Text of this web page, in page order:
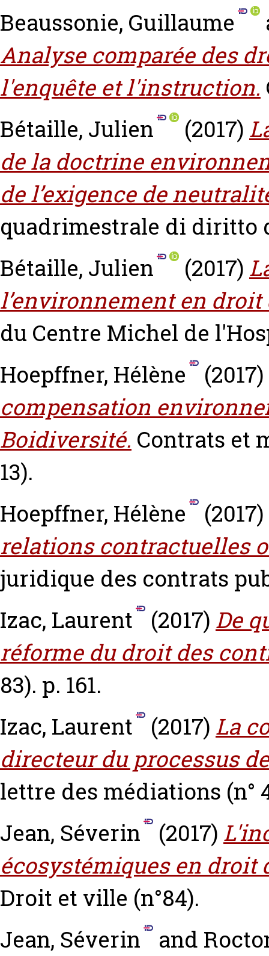
Beaussonie, Guillaume
Analyse comparée des
l'enquête et l'instruction.
Bétaille, Julien
(2017)
de la doctrine
de l’exigence de
quadrimestrale di diritto
Bétaille, Julien
(2017)
l’environnement en droit
du Centre Michel de
Hoepffner, Hélène
(2017)
compensation
Boidiversité. Contrats et
13).
Hoepffner, Hélène
(2017)
relations contractuelles
juridique des contrats
Izac, Laurent
(2017) De
réforme du droit des
83). p. 161.
Izac, Laurent
(2017) La
directeur du processus
lettre des médiations (n°
Jean, Séverin
(2017)
écosystémiques en
Droit et ville (n°84).
Jean, Séverin
and